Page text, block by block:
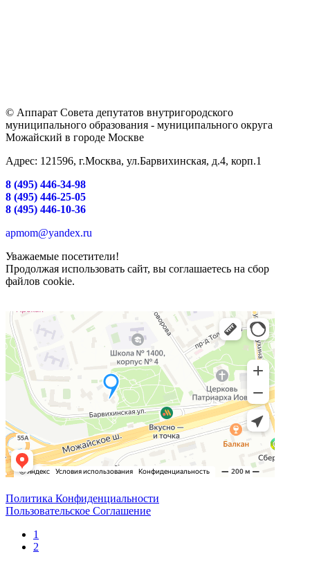
© Аппарат Совета депутатов внутригородского
муниципального образования - муниципального округа
Можайский в городе Москве
Адрес: 121596, г.Москва, ул.Барвихинская, д.4, корп.1
8 (495) 446-34-98
8 (495) 446-25-05
8 (495) 446-10-36
apmom@yandex.ru
Уважаемые посетители!
Продолжая использовать сайт, вы соглашаетесь на сбор
файлов cookie.
Политика Конфиденциальности
Пользовательское Соглашение
1
2